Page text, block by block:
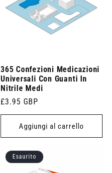
365 Confezioni Medicazioni
Universali Con Guanti In
Nitrile Medi
Prezzo
di
listino
£3.95 GBP
Aggiungi al carrello
Esaurito